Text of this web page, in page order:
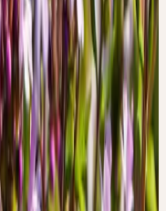
médicinales du bassin
de 3000 ans. Dans
Les Grecs
«thymos» = brûler de
pour les guerriers. Au
comme remède
maladies pulmonaires.